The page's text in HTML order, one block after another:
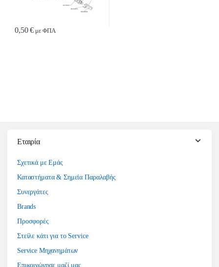
0,50€ με ΦΠΑ
Εταιρία
Σχετικά με Εμάς
Καταστήματα & Σημεία Παραλαβής
Συνεργάτες
Brands
Προσφορές
Στείλε κάτι για το Service
Service Μηχανημάτων
Επικοινώνησε μαζί μας